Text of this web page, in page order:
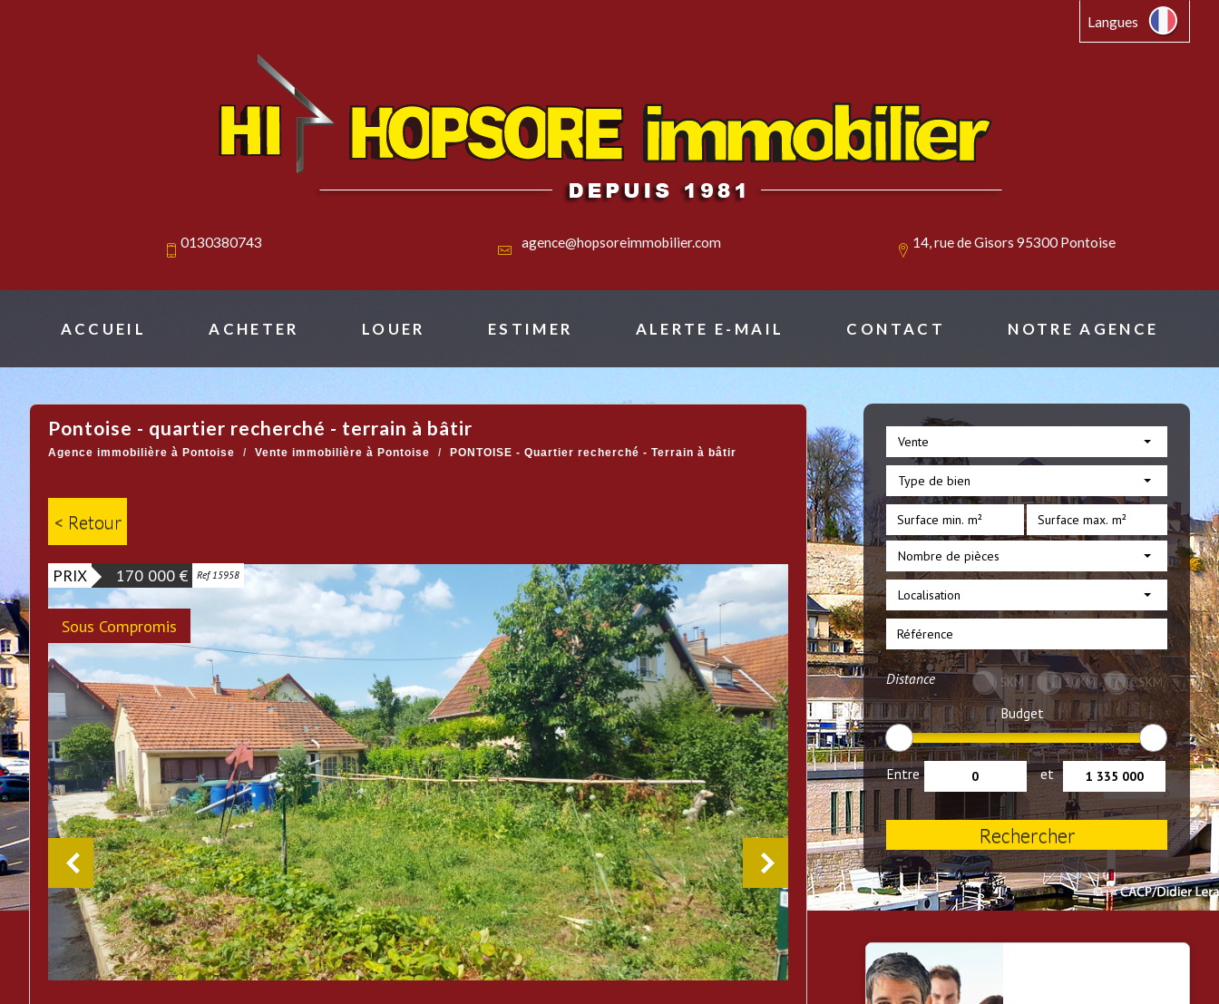
Langues
0130380743 agence@hopsoreimmobilier.com 14, rue de Gisors 95300 Pontoise
ACCUEIL ACHETER LOUER ESTIMER ALERTE E-MAIL CONTACT NOTRE AGENCE
Vente
Type de bien
Nombre de pièces
Localisation
Distance 5KM 10KM 25KM
Budget
Entre et
Rechercher
pontoise - quartier recherché - terrain à bâtir
Agence immobilière à Pontoise Vente immobilière à Pontoise PONTOISE - Quartier recherché - Terrain à bâtir
< Retour
PRIX 170 000 € Ref 15958
Sous Compromis